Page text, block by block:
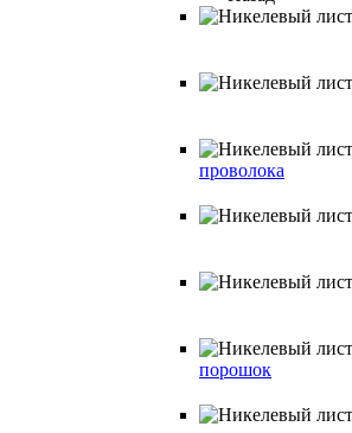
проволока
порошок